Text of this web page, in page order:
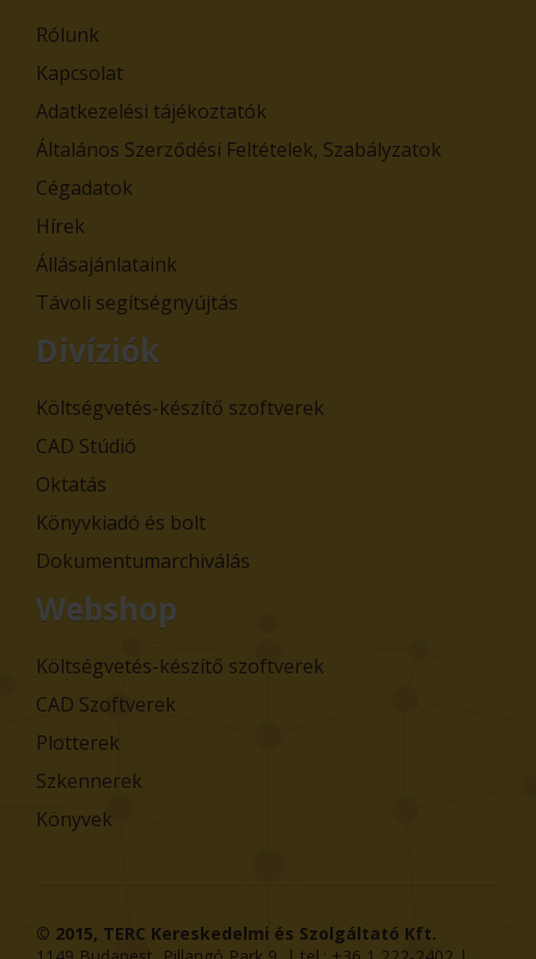
Rólunk
Kapcsolat
Adatkezelési tájékoztatók
Általános Szerződési Feltételek, Szabályzatok
Cégadatok
Hírek
Állásajánlataink
Távoli segítségnyújtás
Divíziók
Költségvetés-készítő szoftverek
CAD Stúdió
Oktatás
Könyvkiadó és bolt
Dokumentumarchiválás
Webshop
Költségvetés-készítő szoftverek
CAD Szoftverek
Plotterek
Szkennerek
Könyvek
© 2015, TERC Kereskedelmi és Szolgáltató Kft.